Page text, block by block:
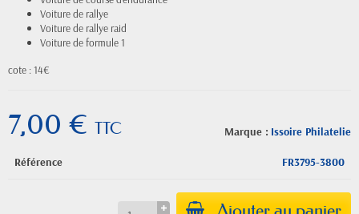
Voiture de rallye
Voiture de rallye raid
Voiture de formule 1
cote : 14€
Marque : Issoire Philatelie
7,00 € TTC
Référence FR3795-3800